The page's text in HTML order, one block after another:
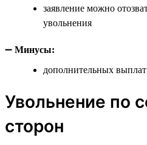
заявление можно
увольнения
➖ Минусы:
дополнительных
Увольнение по
сторон